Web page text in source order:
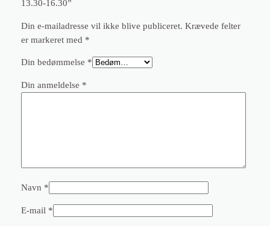
13.30-16.30”
Din e-mailadresse vil ikke blive publiceret. Krævede felter
er markeret med *
Din bedømmelse *
Din anmeldelse *
Navn *
E-mail *